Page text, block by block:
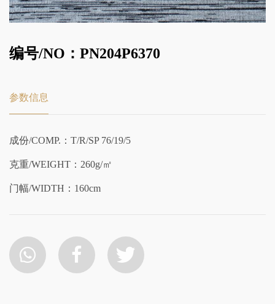
编号/NO：PN204P6370
参数信息
成份/COMP.：T/R/SP 76/19/5
克重/WEIGHT：260g/㎡
门幅/WIDTH：160cm